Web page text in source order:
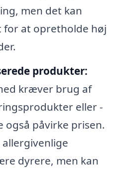
men det kan
at opretholde høj
produkter:
kræver brug af
eller -
også påvirke prisen.
dyrere, men kan